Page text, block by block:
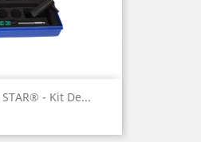
STAR® - Kit De...